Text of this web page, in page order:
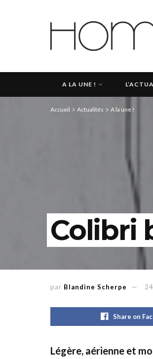
A LA UNE !
Accueil Actualités A la une !
Colibri
par Blandine Scherpe
Share on
Légère, aérienne et